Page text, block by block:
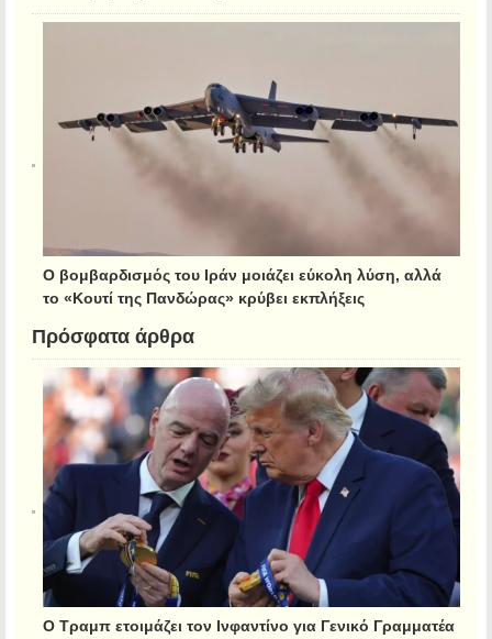
Ο βομβαρδισμός του Ιράν μοιάζει εύκολη λύση, αλλά
το «Κουτί της Πανδώρας» κρύβει εκπλήξεις
Πρόσφατα άρθρα
Ο Τραμπ ετοιμάζει τον Ινφαντίνο για Γενικό Γραμματέα